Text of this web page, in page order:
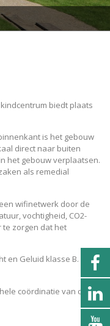
biedt plaats
is het gebouw
direct naar buiten
het gebouw verplaatsen.
als remedial
wifinetwerk door de
vochtigheid, CO2-
te zorgen dat het
en Geluid klasse B.
coördinatie van de